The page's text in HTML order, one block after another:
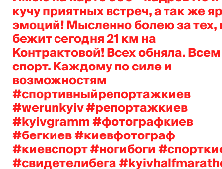
кучу приятных встреч, а так же
эмоций! Мысленно болею за тех,
бежит сегодня 21 км на
Контрактовой! Всех обняла. Всем
спорт. Каждому по силе и
возможностям
#спортивныйрепортажкиев
#werunkyiv #репортажкиев
#kyivgramm #фотографкиев
#бегкиев #киевфотограф
#киевспорт #ногибоги
#свидетелибега